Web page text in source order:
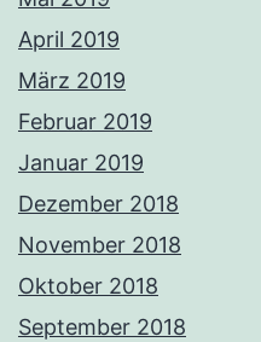
April 2019
März 2019
Februar 2019
Januar 2019
Dezember 2018
November 2018
Oktober 2018
September 2018